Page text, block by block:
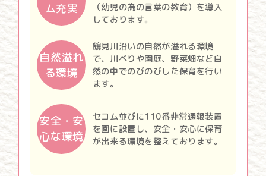
ム充実
（幼児の為の言葉の教育）を導入
しております。
自然溢れ
る環境
鶴見川沿いの自然が溢れる環境
で、川べりや園庭、野菜畑など自
然の中でのびのびした保育を行い
ます。
安全・安
心な環境
セコム並びに110番非常通報装置
を園に設置し、安全・安心に保育
が出来る環境を整えております。